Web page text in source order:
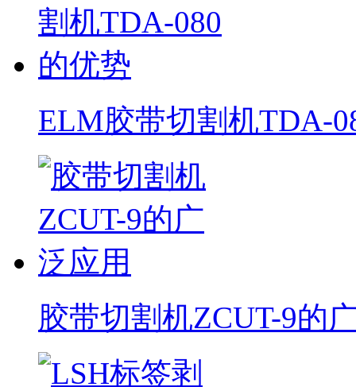
ELM胶带切割机TDA-
胶带切割机ZCUT-9的